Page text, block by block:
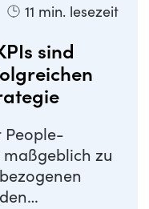
11 min. lesezeit
sind
People-
zu